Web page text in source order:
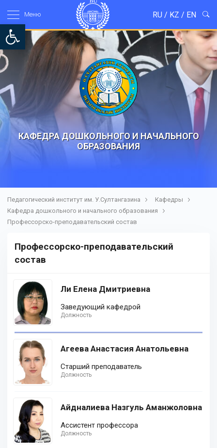
Open toolbar
Mеню RU / KZ / EN
КАФЕДРА ДОШКОЛЬНОГО И НАЧАЛЬНОГО
ОБРАЗОВАНИЯ
Педагогический институт им. У.Султангазина
Кафедры
Кафедра дошкольного и начального образования
Профессорско-преподавательский состав
Профессорско-преподавательский
состав
Ли Елена Дмитриевна
Заведующий кафедрой
Должность
Агеева Анастасия Анатольевна
Старший преподаватель
Должность
Айдналиева Назгуль Аманжоловна
Ассистент профессора
Должность